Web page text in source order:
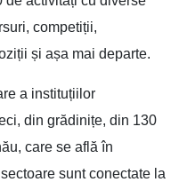
competiții,
și așa mai departe.
a instituțiilor
din grădinițe, din 130
care se află în
sunt conectate la